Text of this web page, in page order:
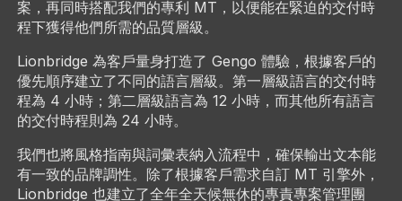
案，再同時搭配我們的專利 MT，以便能在緊迫的交付時
程下獲得他們所需的品質層級。
Lionbridge 為客戶量身打造了 Gengo 體驗，根據客戶的
優先順序建立了不同的語言層級。第一層級語言的交付時
程為 4 小時；第二層級語言為 12 小時，而其他所有語言
的交付時程則為 24 小時。
我們也將風格指南與詞彙表納入流程中，確保輸出文本能
有一致的品牌調性。除了根據客戶需求自訂 MT 引擎外，
Lionbridge 也建立了全年全天候無休的專責專案管理團